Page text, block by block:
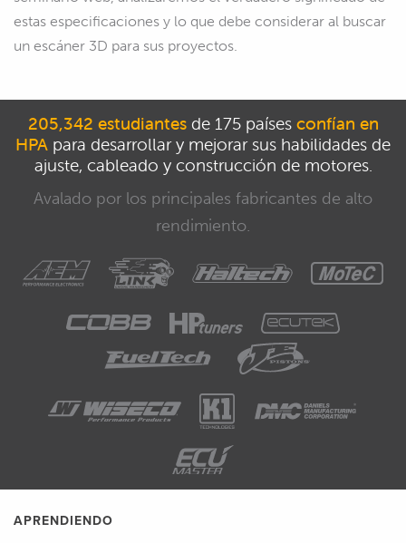
estas especificaciones y lo que debe considerar al buscar
un escáner 3D para sus proyectos.
205,342 estudiantesde 175 países confían en
HPA para desarrollar y mejorar sus habilidades de
ajuste, cableado y construcción de motores.
Avalado por los principales fabricantes de alto
rendimiento.
APRENDIENDO